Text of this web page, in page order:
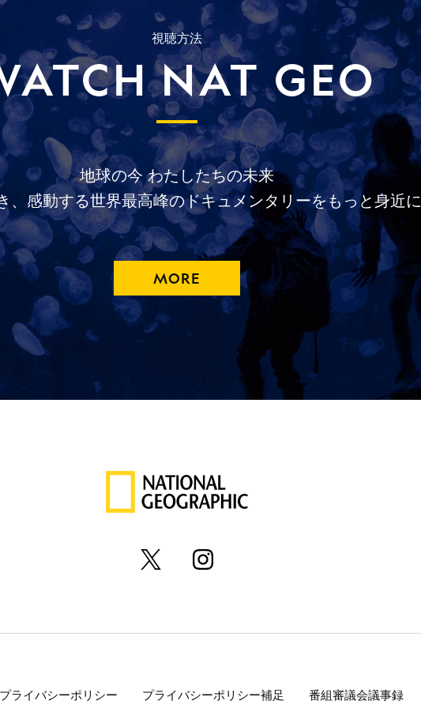
視聴方法
NAT GEO
地球の今わたしたちの未来
、 感動する世界最高峰のドキュメンタリーをもっと身近に
MORE
ライバシーポリシー プライバシーポリシー補足 番組審議会議事録